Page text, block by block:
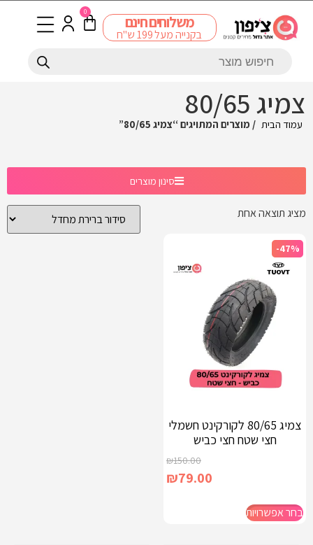
משלוחים חינם
בקנייה מעל 199 ש"ח
0
צמיג 80/65
עמוד הבית / מוצרים המתויגים “צמיג 80/65”
סינון מוצרים
מציג תוצאה אחת
-47%
צמיג 80/65 לקורקינט חשמלי
חצי שטח חצי כביש
₪150.00
₪79.00
בחר אפשרויות